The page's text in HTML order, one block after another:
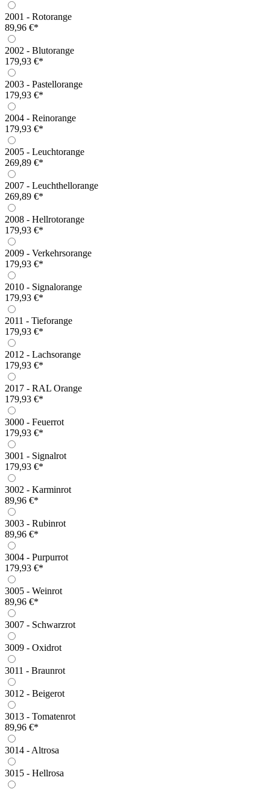
2001 - Rotorange
89,96 €*
2002 - Blutorange
179,93 €*
2003 - Pastellorange
179,93 €*
2004 - Reinorange
179,93 €*
2005 - Leuchtorange
269,89 €*
2007 - Leuchthellorange
269,89 €*
2008 - Hellrotorange
179,93 €*
2009 - Verkehrsorange
179,93 €*
2010 - Signalorange
179,93 €*
2011 - Tieforange
179,93 €*
2012 - Lachsorange
179,93 €*
2017 - RAL Orange
179,93 €*
3000 - Feuerrot
179,93 €*
3001 - Signalrot
179,93 €*
3002 - Karminrot
89,96 €*
3003 - Rubinrot
89,96 €*
3004 - Purpurrot
179,93 €*
3005 - Weinrot
89,96 €*
3007 - Schwarzrot
3009 - Oxidrot
3011 - Braunrot
3012 - Beigerot
3013 - Tomatenrot
89,96 €*
3014 - Altrosa
3015 - Hellrosa